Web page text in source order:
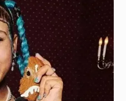
и Канье
"предательстве"
тура